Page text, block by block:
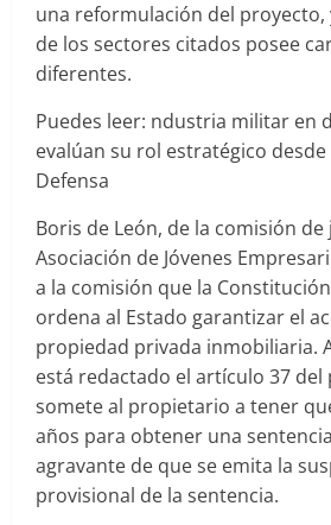
una reformulación del proyecto,
de los sectores citados posee
diferentes.
Puedes leer: ndustria militar en
evalúan su rol estratégico
Defensa
Boris de León, de la comisión de
Asociación de Jóvenes
a la comisión que la
ordena al Estado garantizar el
propiedad privada inmobiliaria.
está redactado el artículo 37 del
somete al propietario a tener
años para obtener una
agravante de que se emita la
provisional de la sentencia.